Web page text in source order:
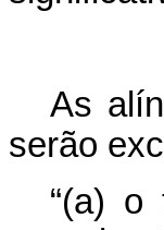
As
serão
“(a) o